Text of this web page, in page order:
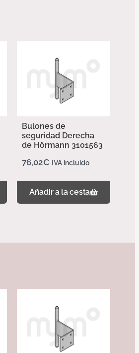
Bulones de
seguridad Derecha
de Hörmann 3101563
76,02€ IVA incluido
Añadir a la cesta